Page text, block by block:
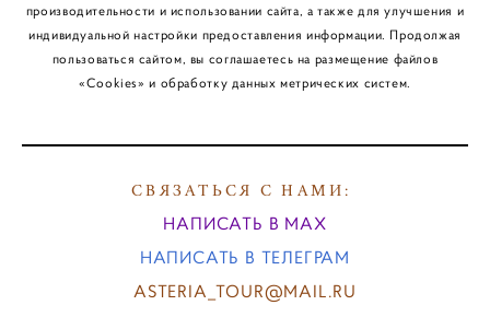
производительности и использовании сайта, а также для улучшения и
индивидуальной настройки предоставления информации. Продолжая
пользоваться сайтом, вы соглашаетесь на размещение файлов
«Cookies» и обработку данных метрических систем.
СВЯЗАТЬСЯ С НАМИ:
НАПИСАТЬ В MAX
НАПИСАТЬ В ТЕЛЕГРАМ
ASTERIA_TOUR@MAIL.RU